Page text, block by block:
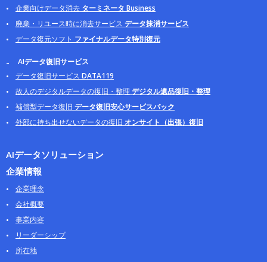
企業向けデータ消去 ターミネータ Business
廃棄・リユース時に消去サービス データ抹消サービス
データ復元ソフト ファイナルデータ特別復元
AIデータ復旧サービス
データ復旧サービス DATA119
故人のデジタルデータの復旧・整理 デジタル遺品復旧・整理
補償型データ復旧 データ復旧安心サービスパック
外部に持ち出せないデータの復旧 オンサイト（出張）復旧
AIデータソリューション
企業情報
企業理念
会社概要
事業内容
リーダーシップ
所在地